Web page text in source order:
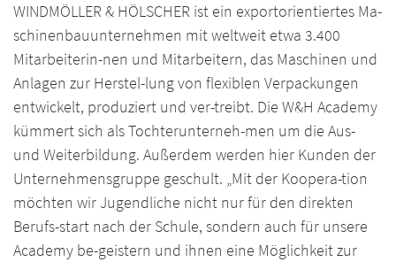
WINDMÖLLER & HÖLSCHER ist ein exportorientiertes Ma-
schinenbauunternehmen mit weltweit etwa 3.400
Mitarbeiterin-nen und Mitarbeitern, das Maschinen und
Anlagen zur Herstel-lung von flexiblen Verpackungen
entwickelt, produziert und ver-treibt. Die W&H Academy
kümmert sich als Tochterunterneh-men um die Aus-
und Weiterbildung. Außerdem werden hier Kunden der
Unternehmensgruppe geschult. „Mit der Koopera-tion
möchten wir Jugendliche nicht nur für den direkten
Berufs-start nach der Schule, sondern auch für unsere
Academy be-geistern und ihnen eine Möglichkeit zur